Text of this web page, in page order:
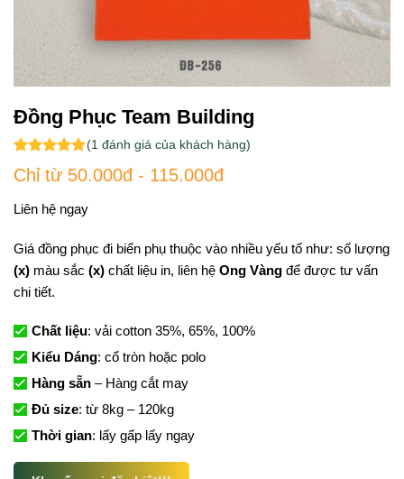
Đồng Phục Team Building
5.00trên 5
dựa trên
1
(1 đánh giá của khách hàng)
Chỉ từ 50.000đ - 115.000đ
Liên hệ ngay
Giá đồng phục đi biển phụ thuộc vào nhiều yếu tố như: số lượng
(x)màu sắc (x) chất liệu in, liên hệ Ong Vàngđể được tư vấn
chi tiết.
Chất liệu: vải cotton 35%, 65%, 100%
Kiểu Dáng: cổ tròn hoặc polo
Hàng sẵn– Hàng cắt may
Đủ size: từ 8kg – 120kg
Thời gian: lấy gấp lấy ngay